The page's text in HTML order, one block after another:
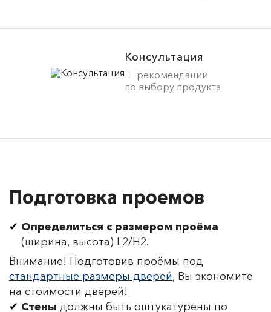
Консультация
рекомендации
по выбору продукта
Подготовка проемов
Определиться с размером проёма
(ширина, высота) L2/H2.
Внимание! Подготовив проёмы под
стандартные размеры дверей, Вы экономите
на стоимости дверей!
Стены должны быть оштукатурены по